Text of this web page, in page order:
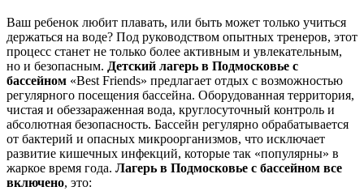
Ваш ребенок любит плавать, или быть может только учиться
держаться на воде? Под руководством опытных тренеров, этот
процесс станет не только более активным и увлекательным,
но и безопасным. Детский лагерь в Подмосковье с
бассейном «Best Friends» предлагает отдых с возможностью
регулярного посещения бассейна. Оборудованная территория,
чистая и обеззараженная вода, круглосуточный контроль и
абсолютная безопасность. Бассейн регулярно обрабатывается
от бактерий и опасных микроорганизмов, что исключает
развитие кишечных инфекций, которые так «популярны» в
жаркое время года. Лагерь в Подмосковье с бассейном все
включено, это: